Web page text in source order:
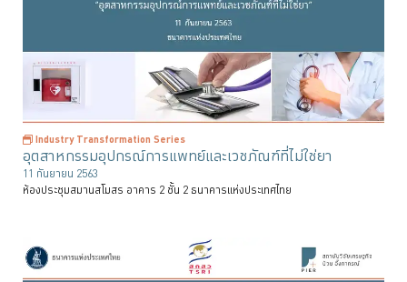
Industry Transformation Series
อุตสาหกรรมอุปกรณ์การแพทย์และเวชภัณฑ์ที่ไม่ใช่ยา
11 กันยายน 2563
ห้องประชุมสมานสโมสร อาคาร 2 ชั้น 2 ธนาคารแห่งประเทศไทย